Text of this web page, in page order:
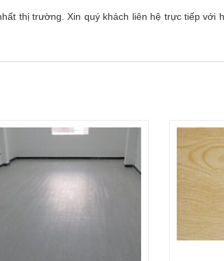
thị trường. Xin quý khách liên hệ trực tiếp với